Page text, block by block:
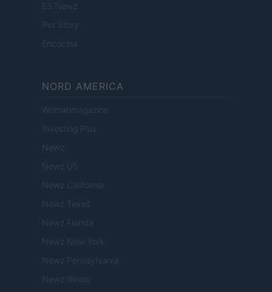
ES Newz
Pet Story
Encocina
NORD AMERICA
Womanmagazine
Investing Plus
Newz
Newz US
Newz California
Newz Texas
Newz Florida
Newz New York
Newz Pennsylvania
Newz Illinois